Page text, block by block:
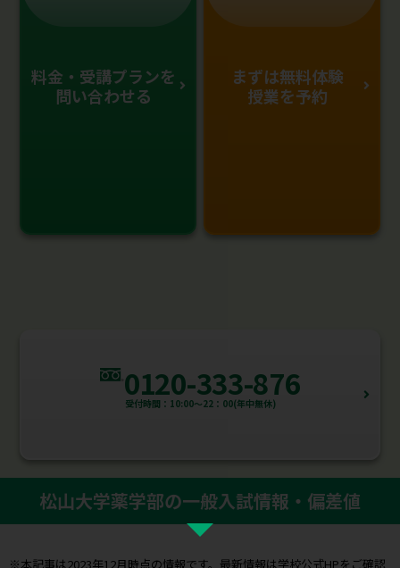
料金・受講プランを
問い合わせる
まずは無料体験
授業を予約
0120-333-876
受付時間：10:00～22：00(年中無休)
松山大学薬学部の一般入試情報・偏差値
※本記事は2023年12月時点の情報です。最新情報は学校公式HPをご確認